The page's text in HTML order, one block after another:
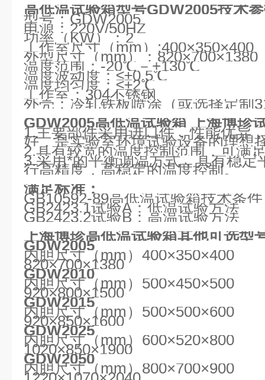
高低温试验箱型号GDW2005技术
型号：GDW2005
电源：220V/50HZ
功率（KW）：2
工作室尺寸（mm）:400×350×400
外型尺寸（mm）：820×700×1380
温度范围：-20℃－+130℃
温度波动度：≤±0.5℃
温度均匀度：≤±2℃
工作室：304不锈钢
外壳：冷轧铁板喷涂（或选择定制
GDW2005高低温试验箱 上海博珍
1.主要部件采用进口件，性能优异
好，是实验室环境试验设备的理想
2.具有较宽的温度控制范围，可满
3.采用*的平衡调温方式，具有稳定
行高精度，高稳定的温度控制。
满足标准：
GB10592-89高低温试验箱技术条件
GB2423.1试验A：低温试验方法
GB2423.2试验B：高温试验方法
上海博珍高低温试验箱其他可选型
GDW2005
内胆尺寸（mm）400×350×400
820×700×1380
GDW2010
内胆尺寸（mm）500×450×500
920×800×1500
GDW2015
内胆尺寸（mm）500×500×600
920×850×1600
GDW2025
内胆尺寸（mm）600×520×800
1020×850×1900
GDW2050
内胆尺寸（mm）800×700×900